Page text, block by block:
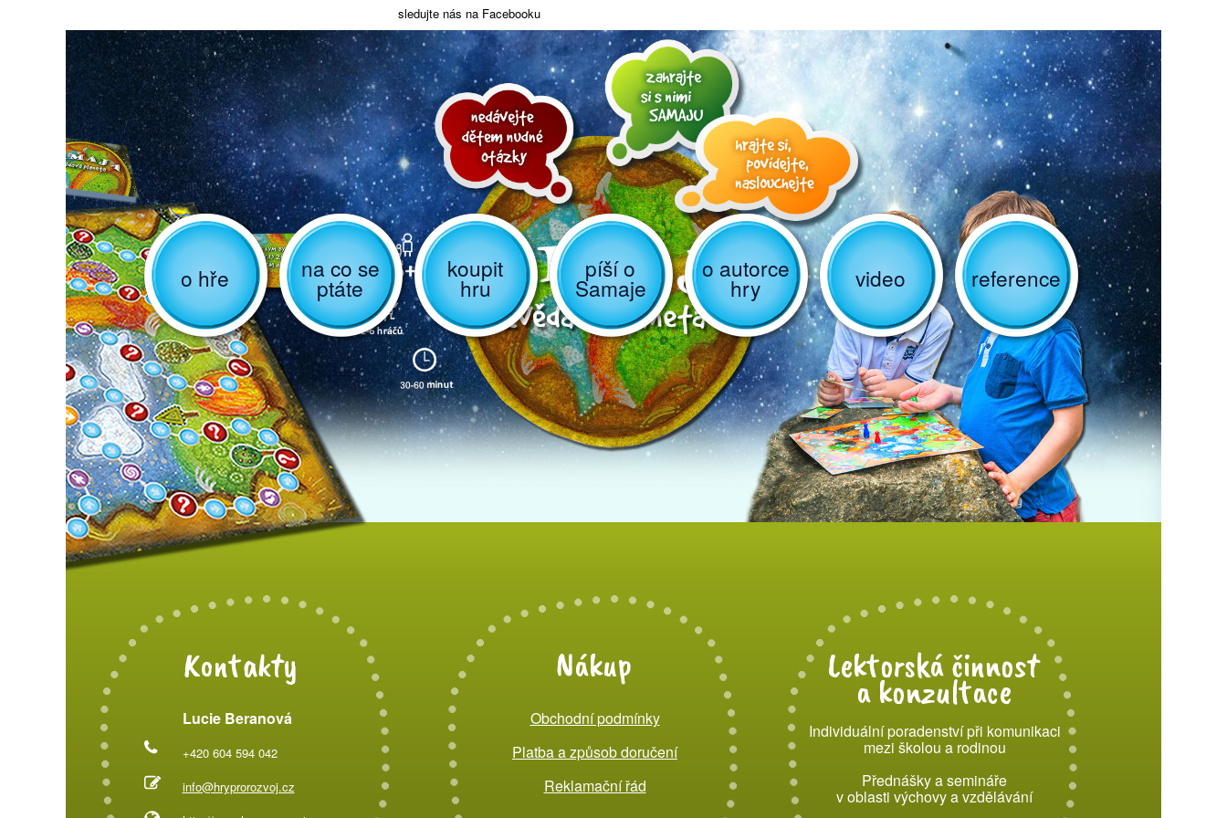
sledujte nás na Facebooku
o hře na co se
ptáte
koupit
hru
píší o
Samaje
o autorce
hry video reference
Kontakty
Lucie Beranová
+420 604 594 042
info@hryprorozvoj.cz
Nákup
Obchodní podmínky
Platba a způsob doručení
Reklamační řád
Lektorská činnost
a konzultace
Individuální poradenství při komunikaci
mezi školou a rodinou
Přednášky a semináře
v oblasti výchovy a vzdělávání